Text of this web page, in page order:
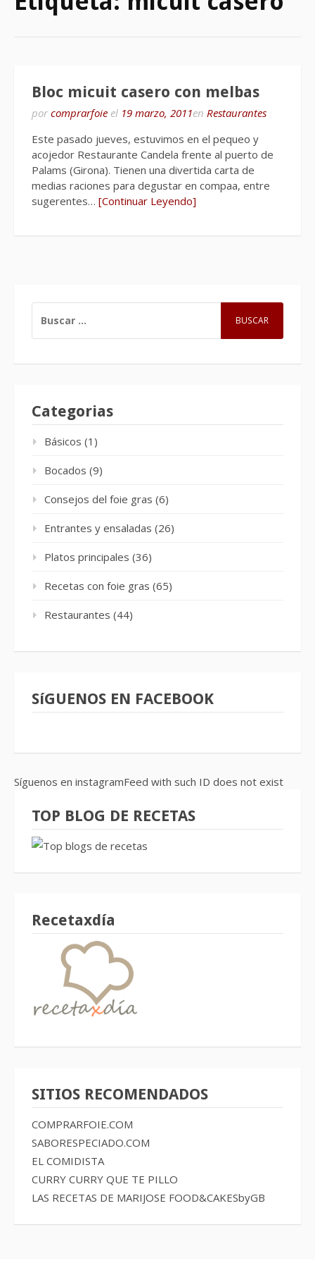
Bloc micuit casero con melbas
por comprarfoie el 19 marzo, 2011en Restaurantes
Este pasado jueves, estuvimos en el pequeo y
acojedor Restaurante Candela frente al puerto de
Palams (Girona). Tienen una divertida carta de
medias raciones para degustar en compaa, entre
sugerentes… [Continuar Leyendo]
Categorias
Básicos (1)
Bocados (9)
Consejos del foie gras (6)
Entrantes y ensaladas (26)
Platos principales (36)
Recetas con foie gras (65)
Restaurantes (44)
SíGUENOS EN FACEBOOK
Síguenos en instagramFeed with such ID does not exist
TOP BLOG DE RECETAS
Recetaxdía
SITIOS RECOMENDADOS
COMPRARFOIE.COM
SABORESPECIADO.COM
EL COMIDISTA
CURRY CURRY QUE TE PILLO
LAS RECETAS DE MARIJOSE FOOD&CAKESbyGB